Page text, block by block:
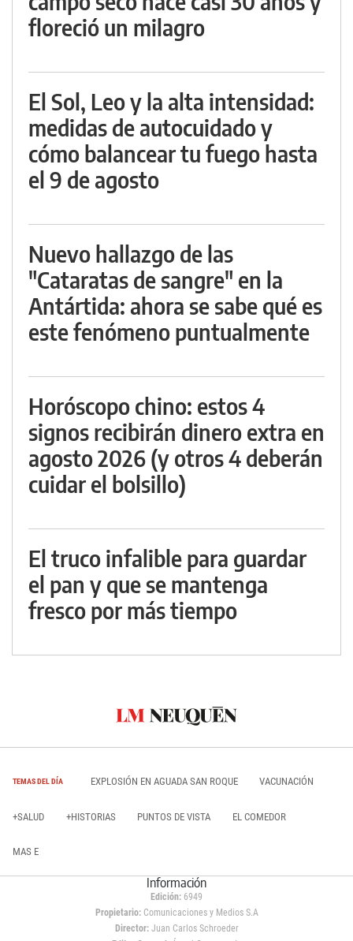
floreció un milagro
El Sol, Leo y la alta intensidad:
medidas de autocuidado y
cómo balancear tu fuego hasta
el 9 de agosto
Nuevo hallazgo de las
"Cataratas de sangre" en la
Antártida: ahora se sabe qué es
este fenómeno puntualmente
Horóscopo chino: estos 4
signos recibirán dinero extra en
agosto 2026 (y otros 4 deberán
cuidar el bolsillo)
El truco infalible para guardar
el pan y que se mantenga
fresco por más tiempo
TEMAS DEL DÍA EXPLOSIÓN EN AGUADA SAN ROQUE VACUNACIÓN
+SALUD +HISTORIAS PUNTOS DE VISTA EL COMEDOR
MAS E
Información
Edición: 6949
Propietario:Comunicaciones y Medios S.A
Director: Juan Carlos Schroeder